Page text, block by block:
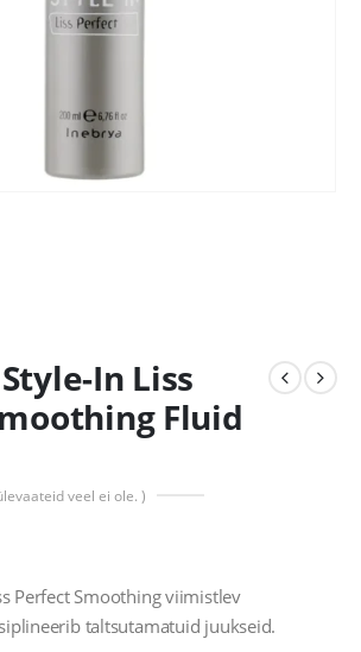
In Liss
Fluid
veel ei ole. )
€.
Perfect Smoothing viimistlev
taltsutamatuid juukseid.